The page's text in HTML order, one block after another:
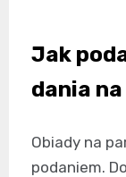
Jak
dania
Obiady na
podaniem.